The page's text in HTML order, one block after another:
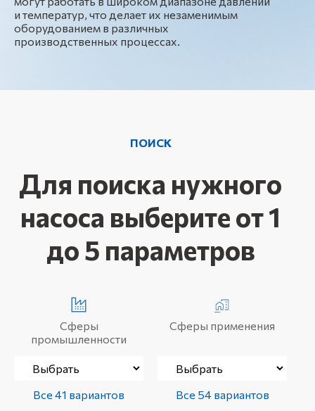
и температур, что делает их незаменимым
оборудованием в различных
производственных процессах.
ПОИСК
Для поиска нужного
насоса выберите от 1
до 5 параметров
Сферы
промышленности
Все 41 вариантов
Сферы применения
Все 54 вариантов